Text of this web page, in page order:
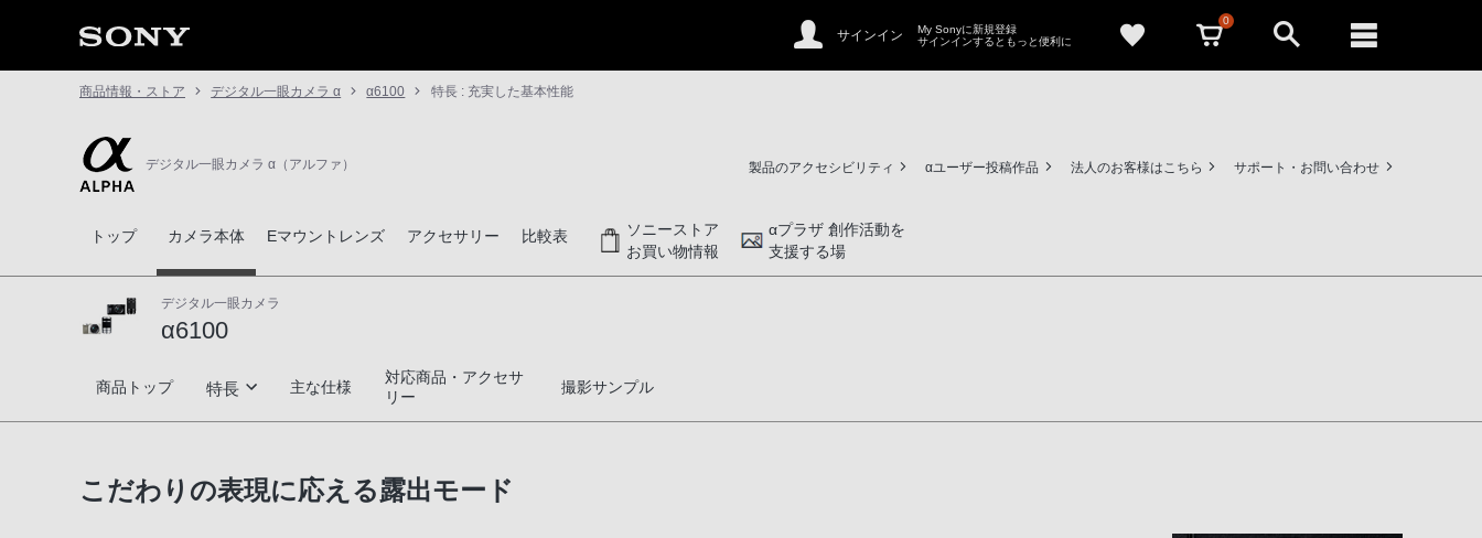
サインイン
My Sonyに新規登録
サインインするともっと便利に
0
商品情報・ストア デジタル一眼カメラ α α6100 特長 : 充実した基本性能
デジタル一眼カメラ α（アルファ） 製品のアクセシビリティ αユーザー投稿作品 法人のお客様はこちら サポート・お問い合わせ
トップ カメラ本体 Eマウントレンズ アクセサリー 比較表
ソニーストア
お買い物情報
αプラザ 創作活動を
支援する場
デジタル一眼カメラ
α6100
α6100
商品トップ 特長
さらに進化した描写性能
主な仕様
対応商品・アクセサ
リー
撮影サンプル
こだわりの表現に応える露出モード